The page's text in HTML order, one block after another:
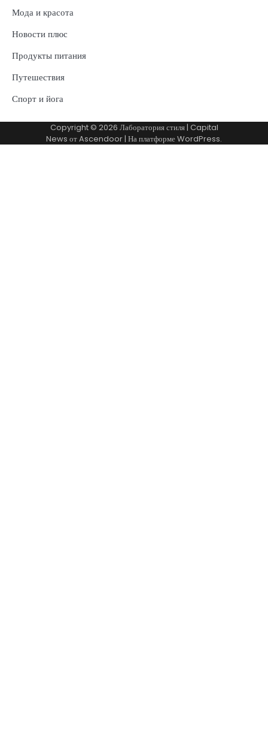
Мода и красота
Новости плюс
Продукты питания
Путешествия
Спорт и йога
Copyright © 2026 Лаборатория стиля| Capital
News отAscendoor| На платформеWordPress.